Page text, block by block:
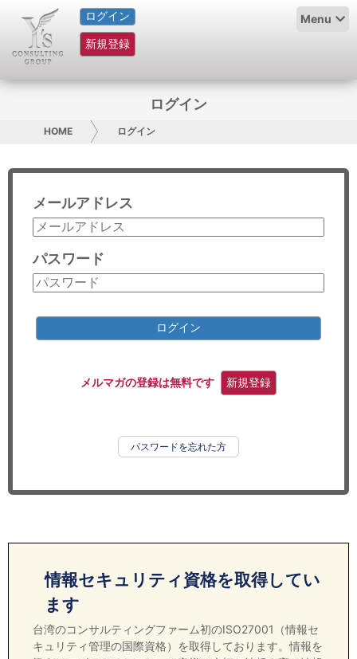
ログイン
新規登録
Menu
HOME
サービス紹介
グループ概要
採用情報
お問い合わせ
コンサルティング
リサーチ
ログイン
HOME ログイン
メールアドレス
パスワード
ログイン
メルマガの登録は無料です 新規登録
パスワードを忘れた方
情報セキュリティ資格を取得してい
ます
台湾のコンサルティングファーム初のISO27001（情報セ
キュリティ管理の国際資格）を取得しております。情報を